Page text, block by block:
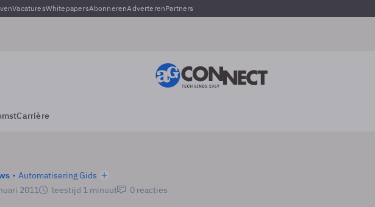
VacaturesWhitepapersAbonnerenAdverterenPartners
Carrière
Automatisering Gids
2011
leestijd 1 minuut 0 reacties